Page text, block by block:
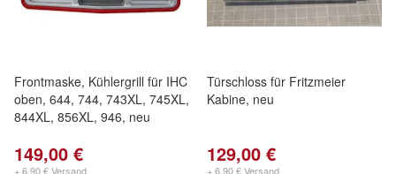
Frontmaske, Kühlergrill für IHC
oben, 644, 744, 743XL, 745XL,
844XL, 856XL, 946, neu
149,00 €
+ 6,90 € Versand
Türschloss für Fritzmeier
Kabine, neu
129,00 €
+ 6,90 € Versand